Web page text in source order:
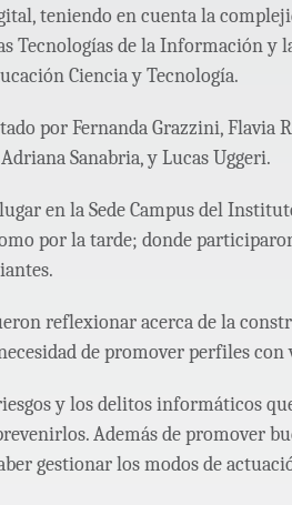
teniendo en cuenta la
Tecnologías de la Información y
Ciencia y Tecnología.
por Fernanda Grazzini, Flavia
Sanabria, y Lucas Uggeri.
en la Sede Campus del
por la tarde; donde
reflexionar acerca de la
de promover perfiles con
y los delitos informáticos
Además de promover
gestionar los modos de